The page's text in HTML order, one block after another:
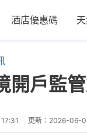
酒店優惠碼
開戶監
更新： 2026-06-